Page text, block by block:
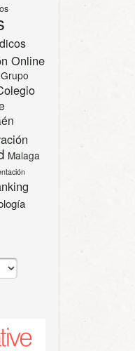
Online
Grupo
Malaga